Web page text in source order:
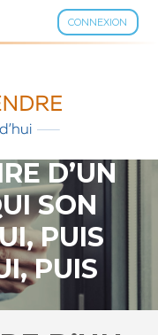
CONNEXION
D’UN
SON
PUIS
PUIS